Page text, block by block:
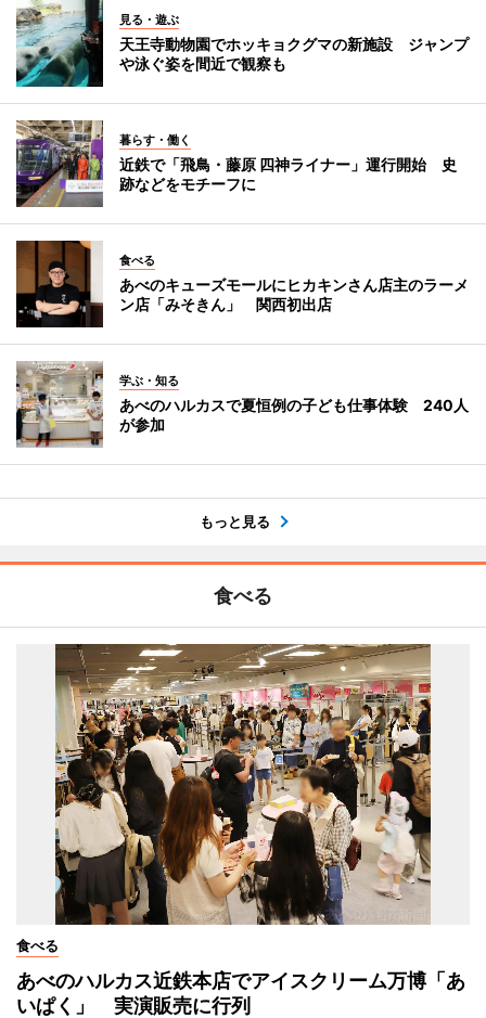
見る・遊ぶ
天王寺動物園でホッキョクグマの新施設 ジャンプ
や泳ぐ姿を間近で観察も
暮らす・働く
近鉄で「飛鳥・藤原 四神ライナー」運行開始 史
跡などをモチーフに
食べる
あべのキューズモールにヒカキンさん店主のラーメ
ン店「みそきん」 関西初出店
学ぶ・知る
あべのハルカスで夏恒例の子ども仕事体験 240人
が参加
もっと見る
食べる
食べる
あべのハルカス近鉄本店でアイスクリーム万博「あ
いぱく」 実演販売に行列